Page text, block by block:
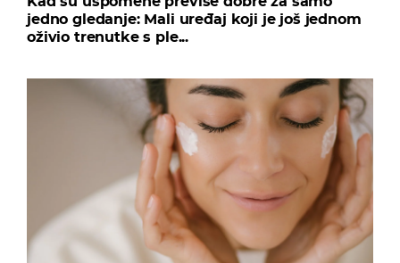
jedno gledanje: Mali uređaj koji je još jednom
oživio trenutke s ple...